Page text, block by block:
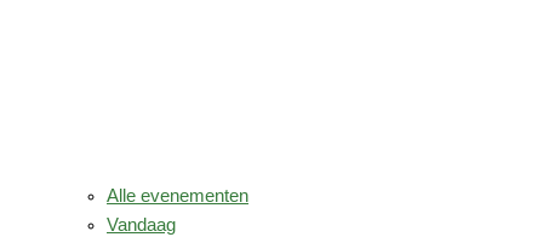
Alle evenementen
Vandaag